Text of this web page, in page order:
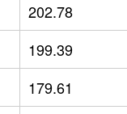
202.78
199.39
179.61